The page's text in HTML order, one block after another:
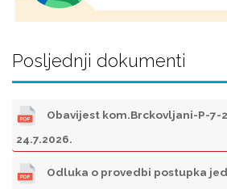
Posljednji dokumenti
Obavijest kom.Brckovljani-P-7-
24.7.2026.
Odluka o provedbi postupka